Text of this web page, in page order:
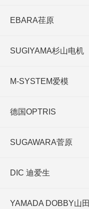
EBARA荏原
SUGIYAMA杉山电机
M-SYSTEM爱模
德国OPTRIS
SUGAWARA菅原
DIC 迪爱生
YAMADA DOBBY山田